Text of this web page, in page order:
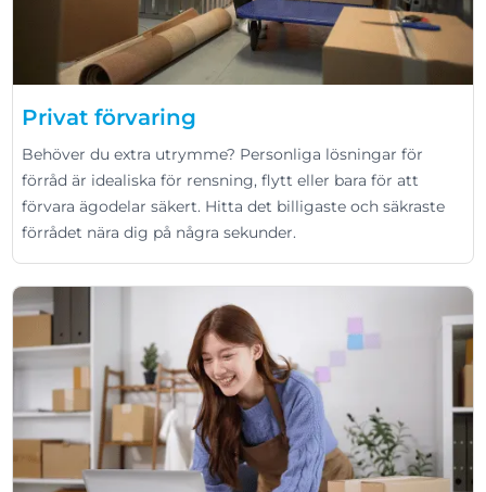
Privat förvaring
Behöver du extra utrymme? Personliga lösningar för
förråd är idealiska för rensning, flytt eller bara för att
förvara ägodelar säkert. Hitta det billigaste och säkraste
förrådet nära dig på några sekunder.